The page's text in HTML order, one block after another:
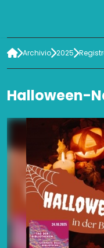
HOME
Archivio 2025
Halloween-